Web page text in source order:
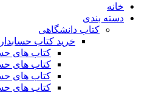
خانه
دسته بندی
کتاب دانشگاهی
خرید کتاب
کتاب های
کتاب های
کتاب های
کتاب های